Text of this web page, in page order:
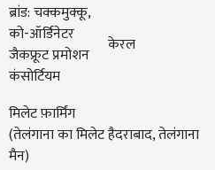
ब्रांड: चक्कमुक्कू,
को-ऑर्डिनेटर
जैकफ्रूट प्रमोशन
कंसोर्टियम
केरल
मिलेट फ़ार्मिंग
(तेलंगाना का मिलेट
मैन)
हैदराबाद, तेलंगाना